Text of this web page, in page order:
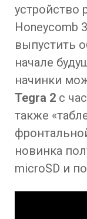
устройство
Honeycomb
выпустить
начале
начинки
Tegra 2 с
также
новинка
microSD и